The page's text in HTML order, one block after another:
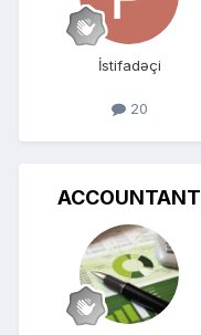
İstifadəçi
20
ACCOUNTANT